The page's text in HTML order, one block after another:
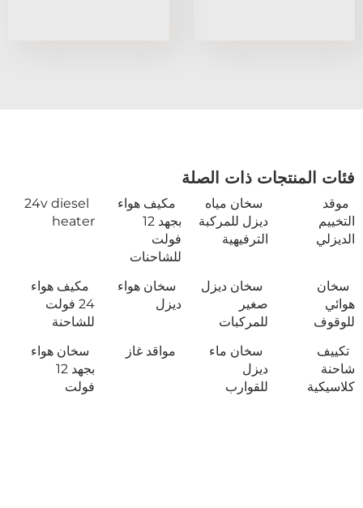
فئات المنتجات ذات الصلة
موقد
التخييم
الديزلي
سخان مياه
ديزل للمركبة
الترفيهية
مكيف هواء
بجهد 12
فولت
للشاحنات
24v diesel
heater
سخان
هوائي
للوقوف
سخان ديزل
صغير
للمركبات
سخان هواء
ديزل
مكيف هواء
24 فولت
للشاحنة
تكييف
شاحنة
كلاسيكية
سخان ماء
ديزل
للقوارب
مواقد غاز
سخان هواء
بجهد 12
فولت